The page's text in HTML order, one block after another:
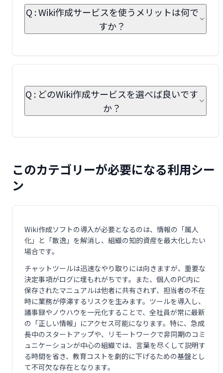
Q : Wiki作成サービスを使うメリットは何で
すか？
Q : どのWiki作成サービスを選べば良いです
か？
このカテゴリーが必要になる利用シー
ン
Wiki作成ソフトの導入が必要となるのは、情報の「属人
化」と「散逸」を解消し、組織の知的資産を最大化したい
場合です。
チャットツールは迅速なやり取りには向きますが、重要な
決定事項がログに埋もれがちです。また、個人のPC内に
保存されたマニュアルは他者に共有されず、担当者の不在
時に業務が停滞するリスクを生みます。ツールを導入し、
議事録やノウハウを一元化することで、全社員が常に最新
の「正しい情報」にアクセス可能になります。特に、急成
長中のスタートアップや、リモートワークで非同期のコミ
ュニケーションが中心の組織では、言葉を尽くして説明す
る時間を省き、教育コストを劇的に下げるための基盤とし
て不可欠な存在となります。